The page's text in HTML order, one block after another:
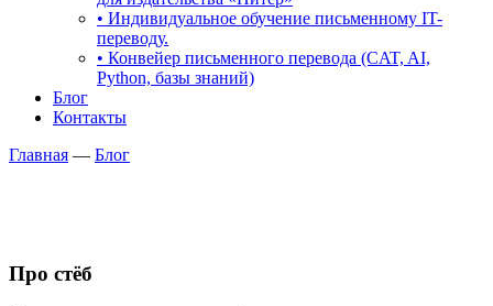
• Индивидуальное обучение письменному IT-
переводу.
• Конвейер письменного перевода (CAT, AI,
Python, базы знаний)
Блог
Контакты
Главная — Блог
Про стёб